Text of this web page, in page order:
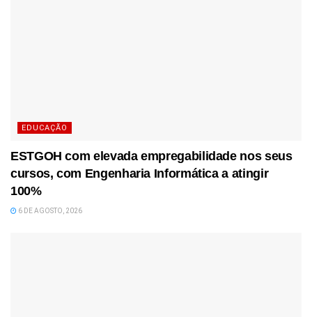
EDUCAÇÃO
ESTGOH com elevada empregabilidade nos seus
cursos, com Engenharia Informática a atingir
100%
6 DE AGOSTO, 2026